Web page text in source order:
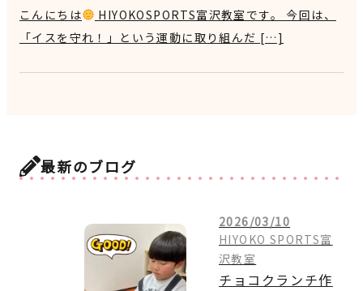
こんにちは
HIYOKOSPORTS富沢教室です。 今回は、
「イスを守れ！」という運動に取り組んだ […]
最新のブログ
2026/03/10
HIYOKO SPORTS富
沢教室
チョコクランチ作